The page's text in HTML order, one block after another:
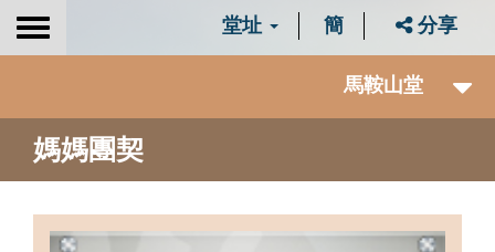
Toggle
堂址 簡 分享
馬鞍山堂
媽媽團契